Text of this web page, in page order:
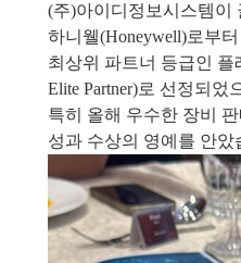
(주)아이디정보시스템이
하니웰(Honeywell)로부터
최상위 파트너 등급인 플
Elite Partner)로 선정되었
특히 올해 우수한 장비
성과 수상의 영예를 안았